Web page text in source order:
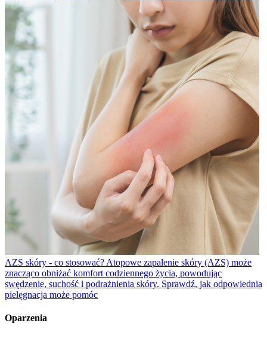
AZS skóry - co stosować? Atopowe zapalenie skóry (AZS) może
znacząco obniżać komfort codziennego życia, powodując
swędzenie, suchość i podrażnienia skóry. Sprawdź, jak odpowiednia
pielęgnacja może pomóc
Oparzenia